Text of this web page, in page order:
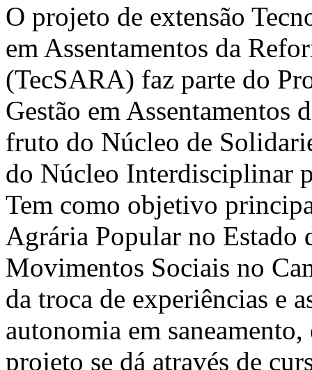
O projeto de extensão
em Assentamentos da
(TecSARA) faz parte do
Gestão em
fruto do Núcleo de
do Núcleo Interdisciplinar
Tem como objetivo
Agrária Popular no Estado
Movimentos Sociais no
da troca de experiências e
autonomia em
projeto se dá através de